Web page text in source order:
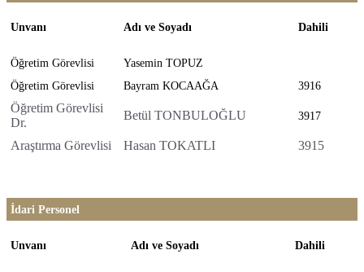
Unvanı Adı ve Soyadı Dahili
Öğretim Görevlisi
Yasemin TOPUZ
Öğretim Görevlisi
Bayram KOCAAĞA 3916
Öğretim Görevlisi
Dr.
Betül TONBULOĞLU 3917
Araştırma Görevlisi Hasan TOKATLI 3915
İdari Personel
Unvanı Adı ve Soyadı Dahili